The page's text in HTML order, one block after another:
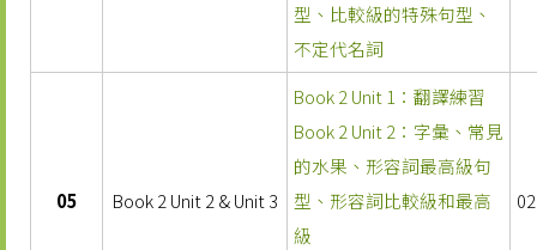
型、比較級的特殊句型、
不定代名詞
05 Book 2 Unit 2 & Unit 3
Book 2 Unit 1：翻譯練習
Book 2 Unit 2：字彙、常見
的水果、形容詞最高級句
型、形容詞比較級和最高
級